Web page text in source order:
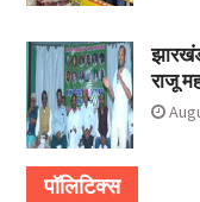
राजू
पॉलिटिक्स